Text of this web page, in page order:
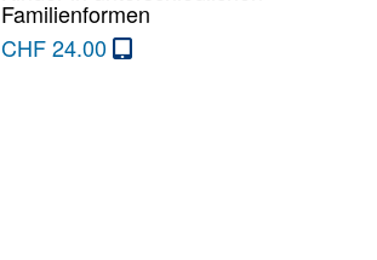
Familienformen
CHF24.00